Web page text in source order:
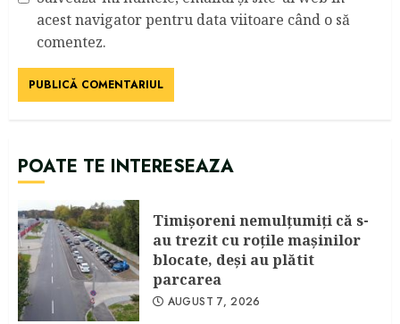
acest navigator pentru data viitoare când o să
comentez.
POATE TE INTERESEAZA
Timişoreni nemulţumiţi că s-
au trezit cu roţile maşinilor
blocate, deşi au plătit
parcarea
AUGUST 7, 2026